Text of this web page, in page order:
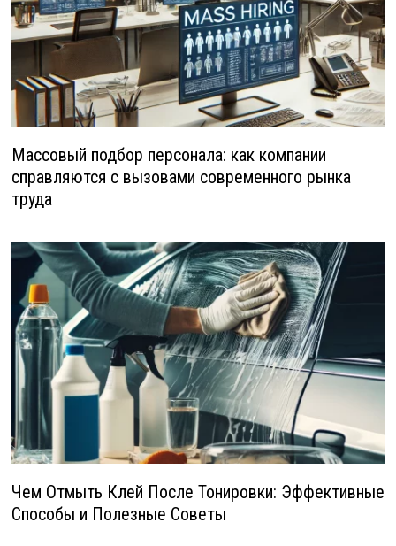
Массовый подбор персонала: как компании
справляются с вызовами современного рынка
труда
Чем Отмыть Клей После Тонировки: Эффективные
Способы и Полезные Советы